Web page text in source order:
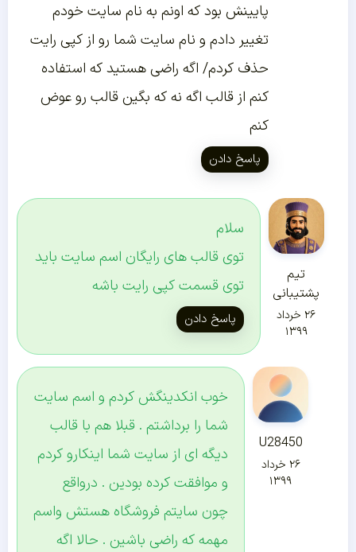
پایینش بود که اونم به نام سایت خودم
تغییر دادم و نام سایت شما رو از کپی رایت
حذف کردم/ اگه راضی هستید که استفاده
کنم از قالب اگه نه که بگین قالب رو عوض
کنم
پاسخ دادن
تیم
پشتیبانی
۲۶ خرداد
۱۳۹۹
سلام
توی قالب های رایگان اسم سایت باید
توی قسمت کپی رایت باشه
پاسخ دادن
U28450
۲۶ خرداد
۱۳۹۹
خوب انکدینگش کردم و اسم سایت
شما را برداشتم . قبلا هم با قالب
دیگه ای از سایت شما اینکارو کردم
و موافقت کرده بودین . درواقع
چون سایتم فروشگاه هستش واسم
مهمه که راضی باشین . حالا اگه